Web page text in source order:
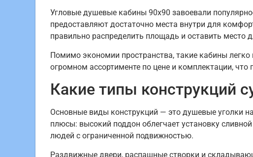
Угловые душевые кабины 90х90 завоевали
предоставляют достаточно места внутри для
правильно распределить площадь и оставить место
Помимо экономии пространства, такие кабины
огромном ассортименте по цене и комплектации,
Какие типы конструкций
Основные виды конструкций — это душевые уголки
плюсы: высокий поддон облегчает установку
людей с ограниченной подвижностью.
Раздвижные двери, распашные створки и